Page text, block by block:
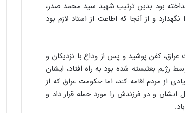
بود بدین ترتبب شهید سید محمد صدر،
و از آنجا که اطاعت از استاد لازم بود
عراق، کفن پوشید و پس از وداع با نزدیکان و
بعث‏بسته شده بود به راه افتاد، ایشان
از مردم اقامه کند، اما حکومت عراق که از
شده بود در ۳۰ بهمن‏1377 خودرو حامل ایشان و دو فرزندش را مورد حمله قرار داد و